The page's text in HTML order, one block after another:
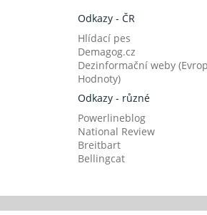
Odkazy - ČR
Hlídací pes
Demagog.cz
Dezinformační weby
Hodnoty)
Odkazy - různé
Powerlineblog
National Review
Breitbart
Bellingcat